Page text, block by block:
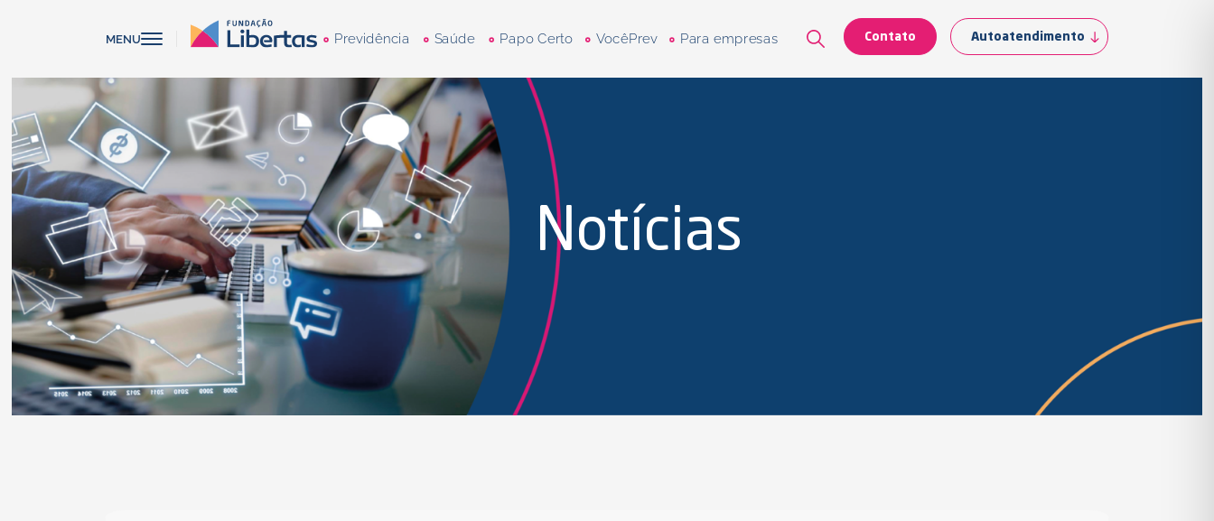
MENU Previdência Saúde Papo Certo VocêPrev Para empresas Contato Autoatendimento
Notícias